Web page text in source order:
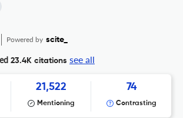
Powered by scite_
23.4K citations see all
21,522
Mentioning
74
Contrasting